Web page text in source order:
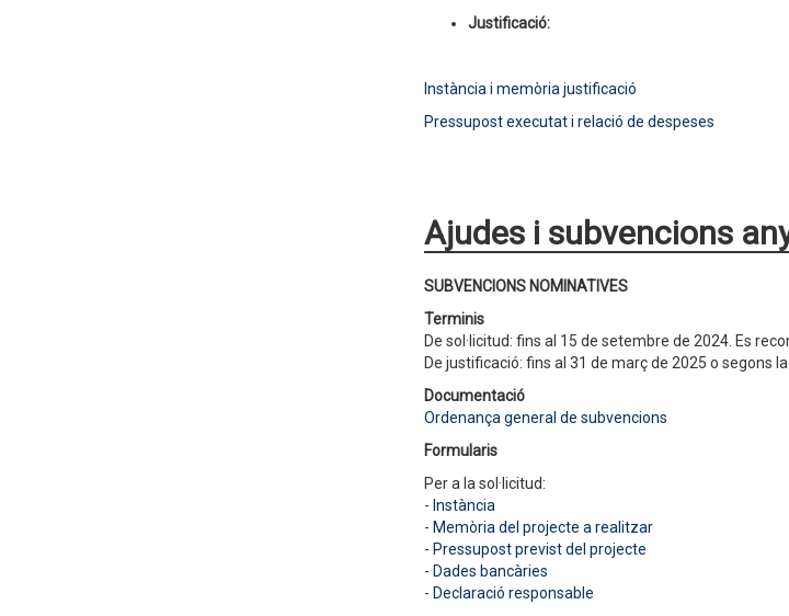
Justificació:
Instància i memòria justificació
Pressupost executat i relació de despeses
Ajudes i subvencions
SUBVENCIONS NOMINATIVES
Terminis
De sol·licitud: fins al 15 de setembre de 2024. Es
De justificació: fins al 31 de març de 2025 o segons
Documentació
Ordenança general de subvencions
Formularis
Per a la sol·licitud:
- Instància
- Memòria del projecte a realitzar
- Pressupost previst del projecte
- Dades bancàries
- Declaració responsable